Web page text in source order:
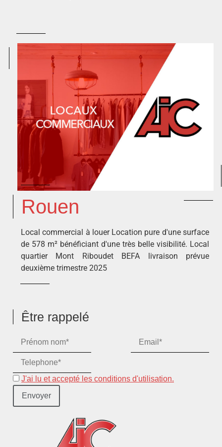
Rouen
Local commercial à louer Location pure d'une surface
de 578 m² bénéficiant d'une très belle visibilité. Local
quartier Mont Riboudet BEFA livraison prévue
deuxième trimestre 2025
Être rappelé
J'ai lu et accepté les conditions d'utilisation.